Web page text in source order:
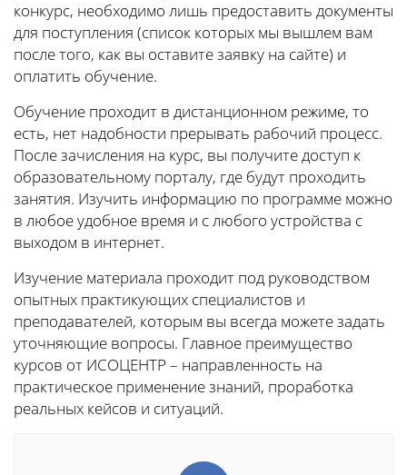
конкурс, необходимо лишь предоставить документы
для поступления (список которых мы вышлем вам
после того, как вы оставите заявку на сайте) и
оплатить обучение.
Обучение проходит в дистанционном режиме, то
есть, нет надобности прерывать рабочий процесс.
После зачисления на курс, вы получите доступ к
образовательному порталу, где будут проходить
занятия. Изучить информацию по программе можно
в любое удобное время и с любого устройства с
выходом в интернет.
Изучение материала проходит под руководством
опытных практикующих специалистов и
преподавателей, которым вы всегда можете задать
уточняющие вопросы. Главное преимущество
курсов от ИСОЦЕНТР – направленность на
практическое применение знаний, проработка
реальных кейсов и ситуаций.